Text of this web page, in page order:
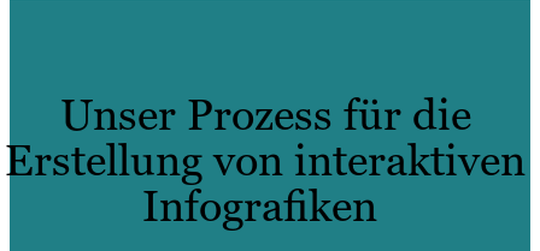
Unser Prozess für die
Erstellung von interaktiven
Infografiken